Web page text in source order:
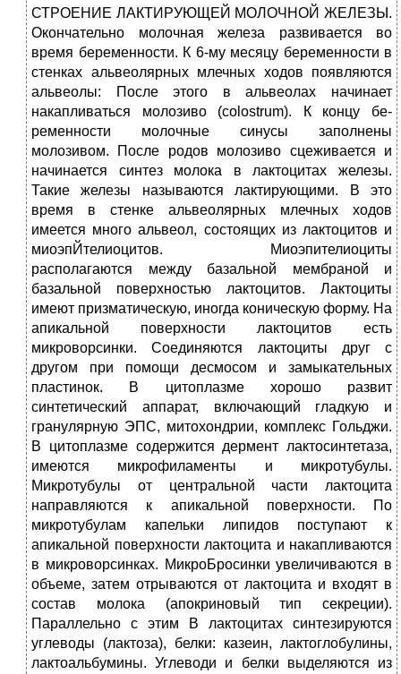
СТРОЕНИЕ ЛАКТИРУЮЩЕЙ МОЛОЧНОЙ ЖЕЛЕЗЫ.
Окончательно молочная же­леза развивается во
время беременности. К 6-му месяцу беременности в
стенках альвеолярных млечных ходов появляются
альвеолы: После этого в альвеолах начинает
накапливаться молозиво (colostrum). К концу бе­
ременности молочные синусы заполнены
молозивом. После родов молозиво сцеживается и
начинается синтез молока в лактоцитах железы.
Такие железы называются лактирующими. В это
время в стенке альвеолярных млечных ходов
имеется много альвеол, состоящих из лактоцитов и
миоэпЙтелиоцитов. Миоэпителиоциты
располагаются между базальной мембраной и
базальной поверхностью лактоцитов. Лактоциты
имеют призматическую, иногда коническую форму. На
апикальной поверхности лактоцитов есть
микроворсинки. Соединяются лактоциты друг с
другом при помощи десмосом и замыкательных
пласти­нок. В цитоплазме хорошо развит
синтетический аппарат, включающий гладкую и
гранулярную ЭПС, митохондрии, комплекс Гольджи.
В цитоп­лазме содержится дермент лактосинтетаза,
имеются микрофиламенты и микротубулы.
Микротубулы от центральной части лактоцита
направляются к апикальной поверхности. По
микротубулам капельки липидов поступают к
апикальной поверхности лактоцита и накапливаются
в микроворсинках. МикроБросинки увеличиваются в
объеме, затем отрываются от лактоцита и входят в
состав молока (апокриновый тип секреции).
Параллельно с этим В лактоцитах синтезируются
углеводы (лактоза), белки: казеин, лактоглобулины,
лактоальбумины. Углеводи и белки выделяются из